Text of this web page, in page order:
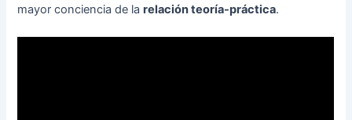
mayor conciencia de larelación teoría-práctica.